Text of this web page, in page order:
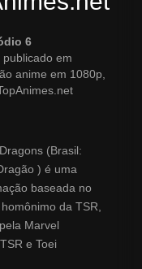
6
publicado em
anime em 1080p,
(Brasil:
) é uma
baseada no
da TSR,
Marvel
e Toei